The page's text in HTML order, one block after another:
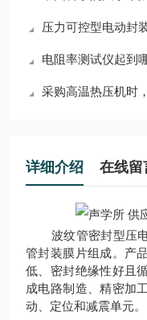
压力可控型电动封
电阻率测试仪起到
采购高温热压机时，
详细介绍 在线留
波纹管密封型压
管封装膜片组成。产
低、密封绝缘性好且
成电路制造、精密加
动、定位和减震单元。